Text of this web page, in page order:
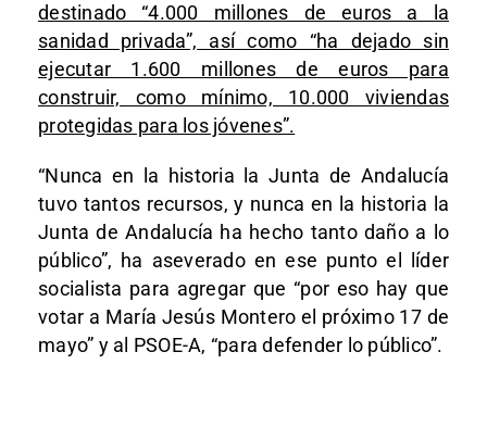
destinado “4.000 millones de euros a la
sanidad privada”, así como “ha dejado sin
ejecutar 1.600 millones de euros para
construir, como mínimo, 10.000 viviendas
protegidas para los jóvenes”.
“Nunca en la historia la Junta de Andalucía
tuvo tantos recursos, y nunca en la historia la
Junta de Andalucía ha hecho tanto daño a lo
público”, ha aseverado en ese punto el líder
socialista para agregar que “por eso hay que
votar a María Jesús Montero el próximo 17 de
mayo” y al PSOE-A, “para defender lo público”.